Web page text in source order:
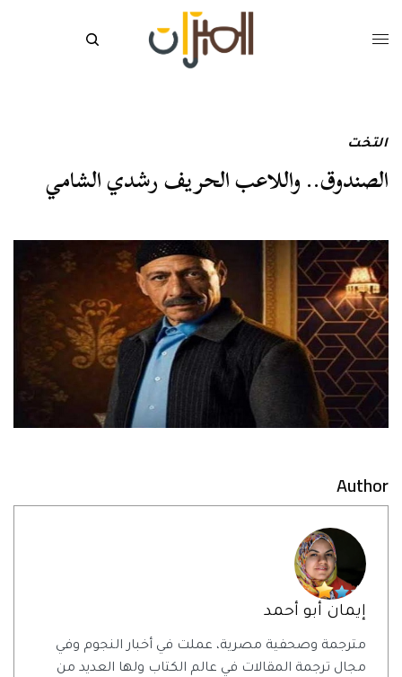
التخت
الصندوق.. واللاعب الحريف رشدي الشامي
Author
إيمان أبو أحمد
مترجمة وصحفية مصرية، عملت في أخبار النجوم وفي
مجال ترجمة المقالات في عالم الكتاب ولها العديد من